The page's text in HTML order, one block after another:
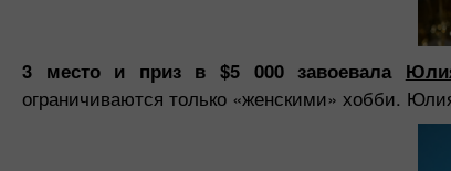
3 место и приз в $5 000 завоевала
ограничиваются только «женскими» хобби.